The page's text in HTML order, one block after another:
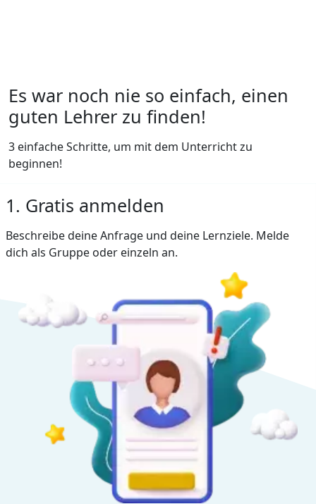
Es war noch nie so einfach, einen
guten Lehrer zu finden!
3 einfache Schritte, um mit dem Unterricht zu
beginnen!
1. Gratis anmelden
Beschreibe deine Anfrage und deine Lernziele. Melde
dich als Gruppe oder einzeln an.